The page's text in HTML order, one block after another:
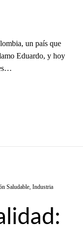
un país que
Eduardo, y hoy
Saludable, Industria